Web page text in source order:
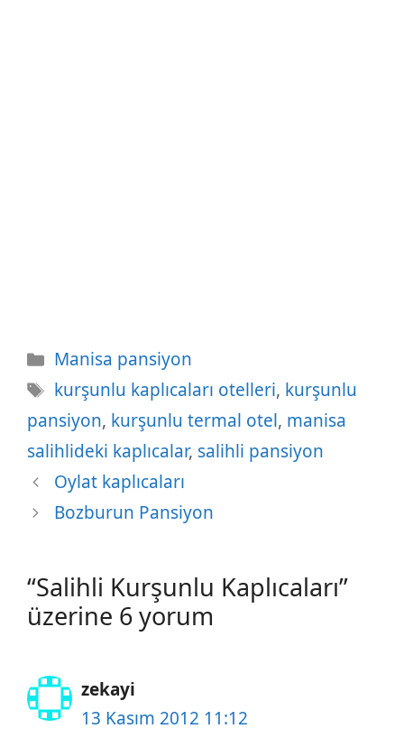
Kategoriler
Manisa pansiyon
Etiketler
kurşunlu kaplıcaları otelleri, kurşunlu
pansiyon, kurşunlu termal otel, manisa
salihlideki kaplıcalar, salihli pansiyon
Oylat kaplıcaları
Bozburun Pansiyon
“Salihli Kurşunlu Kaplıcaları”
üzerine 6 yorum
zekayi
13 Kasım 2012 11:12